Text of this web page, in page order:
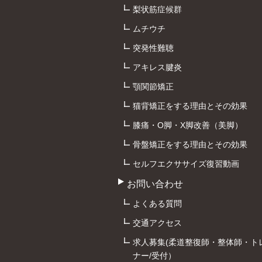
梨状筋症候群
ムチウチ
突発性難聴
アキレス腱炎
顎関節矯正
猫背矯正をする理由とその効果
膝痛・O脚・X脚改善（美脚）
骨盤矯正をする理由とその効果
セルフエクササイズ復習動画
お問い合わせ
よくある質問
交通アクセス
求人募集(柔道整復師・整体師・ト
ナー/受付）